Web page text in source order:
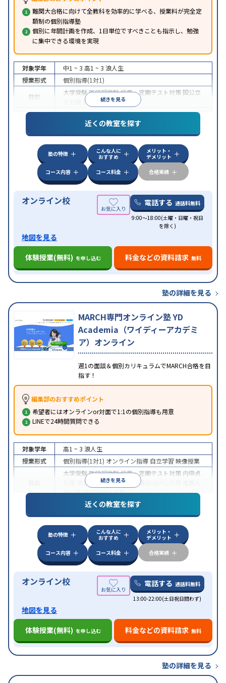
難関大合格に向けて全教科を効率的に学べる、授業料が完全定
額制の個別指導塾
個別に年間計画を作成、1日単位ですべきことも指示し、勉強
に集中できる環境を実現
続きを見る
対象学年 中1 ~ 3 高1 ~ 3 浪人生
授業形式
個別指導(1対1)
目的
大学受験医学部受験授業・定期テスト対策 国公立
英検(英語検定)対策
中高一貫校生に対応授業の振替可能オンライン対
自習室あり
近くの教室を探す
塾の特徴
こんな人に
おすすめ
メリット・
デメリット
コース内容
コース料金 合格実績
オンライン校 電話する 通話料無料
9:00～18:00(土曜・日曜・祝日
を除く)
地図を見る
体験授業(無料) を申し込む 料金などの資料請求 無料
塾の詳細を見る
MARCH専門オンライン塾 YD
Academia（ワイディーアカデミ
ア）オンライン
週1の面談＆個別カリキュラムでMARCH合格を目
指す！
編集部のおすすめポイント
希望者にはオンラインor対面で1:1の個別指導も用意
LINEで24時間質問できる
続きを見る
対象学年 高1 ~ 3 浪人生
授業形式
個別指導(1対1) オンライン指導 自立学習 映像授業
大学受験医学部受験授業・定期テスト対策 内申点
学習習慣の定着 総合型選抜(旧AO)対策
試対策学校別特化対策
特徴
中高一貫校生に対応授業の振替可能
学習にPC・タブレットを利用オンライン対応1
科目から受講可能
近くの教室を探す
塾の特徴
こんな人に
おすすめ
メリット・
デメリット
コース内容
コース料金 合格実績
オンライン校 電話する 通話料無料
13:00-22:00(土日祝日問わず)
地図を見る
体験授業(無料) を申し込む 料金などの資料請求 無料
塾の詳細を見る